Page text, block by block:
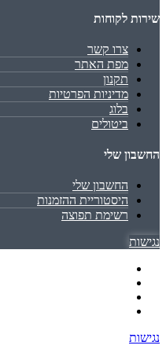
שירות לקוחות
צרו קשר
מפת האתר
תקנון
מדיניות הפרטיות
בלוג
ביטולים
החשבון שלי
החשבון שלי
היסטוריית ההזמנות
רשימת תפוצה
נגישות
נגישות